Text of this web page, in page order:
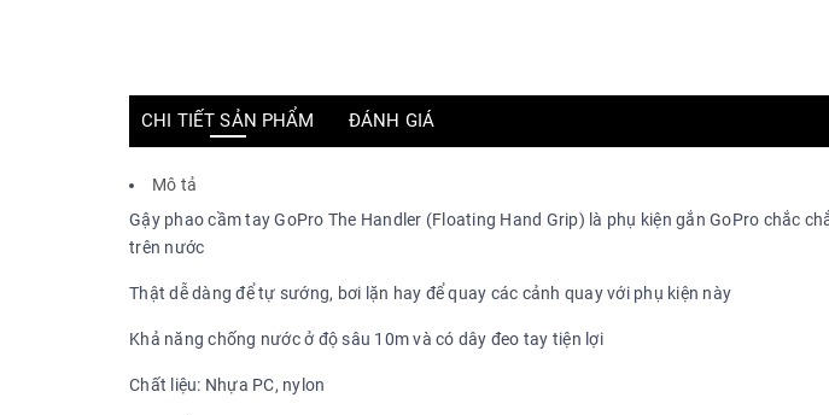
CHI TIẾT SẢN PHẨM ĐÁNH GIÁ
Mô tả
Gậy phao cầm tay GoPro The Handler (Floating Hand Grip) là phụ kiện gắn GoPro chắc
trên nước
Thật dễ dàng để tự sướng, bơi lặn hay để quay các cảnh quay với phụ kiện này
Khả năng chống nước ở độ sâu 10m và có dây đeo tay tiện lợi
Chất liệu: Nhựa PC, nylon